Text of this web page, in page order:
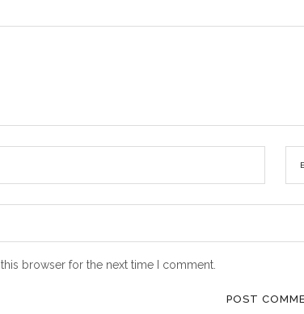
browser for the next time I comment.